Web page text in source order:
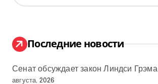
:
Последние новости
Сенат обсуждает закон Линдси
августа, 2026